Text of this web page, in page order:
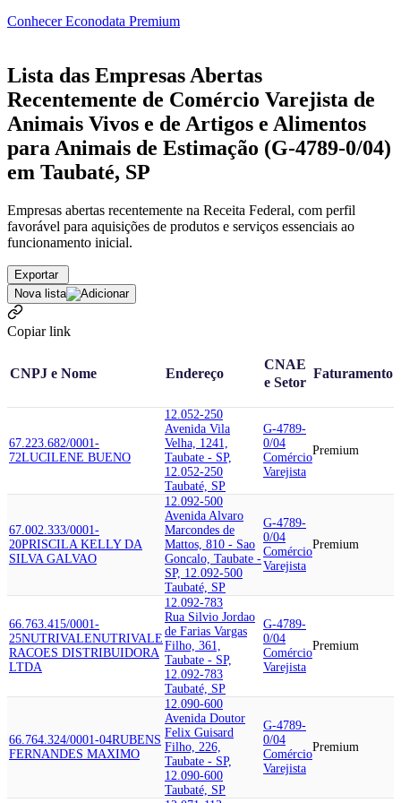
Conhecer Econodata Premium
Lista das Empresas Abertas
Recentemente de Comércio Varejista de
Animais Vivos e de Artigos e Alimentos
para Animais de Estimação (G-4789-0/04)
em Taubaté, SP
Empresas abertas recentemente na Receita Federal, com perfil
favorável para aquisições de produtos e serviços essenciais ao
funcionamento inicial.
Exportar
Nova lista
Copiar link
CNPJ e Nome Endereço
CNAE
e Setor
Faturamento
67.223.682/0001-
72LUCILENE BUENO
12.052-250
Avenida Vila
Velha, 1241,
Taubate - SP,
12.052-250
Taubaté, SP
G-4789-
0/04
Comércio
Varejista
Premium
67.002.333/0001-
20PRISCILA KELLY DA
SILVA GALVAO
12.092-500
Avenida Alvaro
Marcondes de
Mattos, 810 - Sao
Goncalo, Taubate -
SP, 12.092-500
Taubaté, SP
G-4789-
0/04
Comércio
Varejista
Premium
66.763.415/0001-
25NUTRIVALENUTRIVALE
RACOES DISTRIBUIDORA
LTDA
12.092-783
Rua Silvio Jordao
de Farias Vargas
Filho, 361,
Taubate - SP,
12.092-783
Taubaté, SP
G-4789-
0/04
Comércio
Varejista
Premium
66.764.324/0001-04RUBENS
FERNANDES MAXIMO
12.090-600
Avenida Doutor
Felix Guisard
Filho, 226,
Taubate - SP,
12.090-600
Taubaté, SP
G-4789-
0/04
Comércio
Varejista
Premium